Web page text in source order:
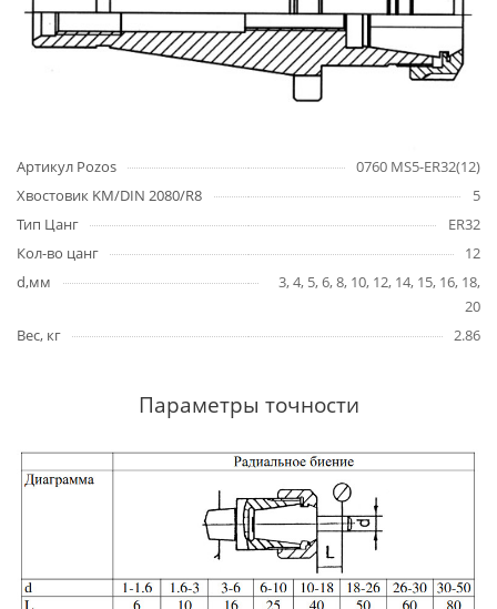
Артикул Pozos
0760 MS5-ER32(12)
Хвостовик KM/DIN 2080/R8
5
Тип Цанг
ER32
Кол-во цанг
12
d,мм
3, 4, 5, 6, 8, 10, 12, 14, 15, 16, 18,
20
Вес, кг
2.86
Параметры точности